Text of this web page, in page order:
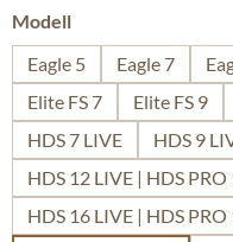
Modellauswählen
Eagle 5
Eagle 7
Elite FS 7
Elite FS 9
HDS 7 LIVE
HDS 9
HDS 12 LIVE | HDS PRO
HDS 16 LIVE | HDS PRO